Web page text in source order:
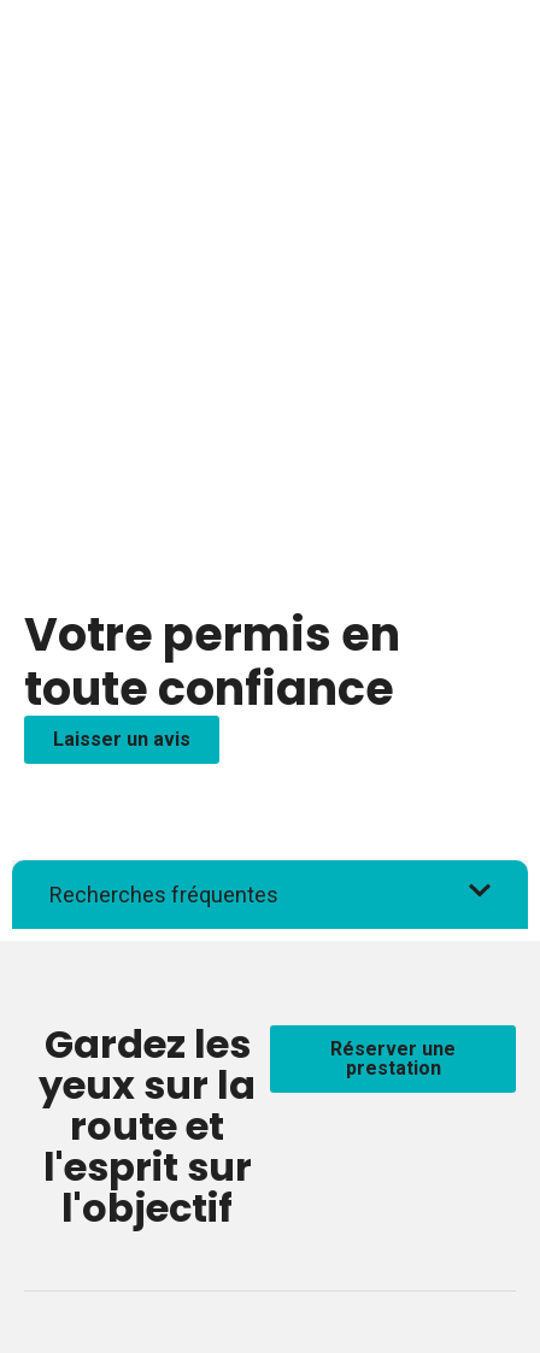
Votre permis en
toute confiance
Laisser un avis
Recherches fréquentes
Gardez les
yeux sur la
route et
l'esprit sur
l'objectif
Réserver une
prestation